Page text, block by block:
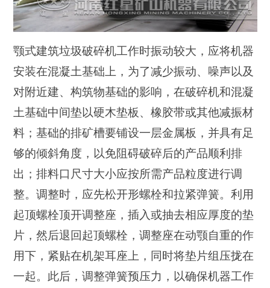
颚式建筑垃圾破碎机工作时振动较大，应将机器
安装在混凝土基础上，为了减少振动、噪声以及
对附近建、构筑物基础的影响，在破碎机和混凝
土基础中间垫以硬木垫板、橡胶带或其他减振材
料；基础的排矿槽要铺设一层金属板，并具有足
够的倾斜角度，以免阻碍破碎后的产品顺利排
出；排料口尺寸大小应按所需产品粒度进行调
整。调整时，应先松开形螺栓和拉紧弹簧。利用
起顶螺栓顶开调整座，插入或抽去相应厚度的垫
片，然后退回起顶螺栓，调整座在动颚自重的作
用下，紧贴在机架耳座上，同时将垫片组压拢在
一起。此后，调整弹簧预压力，以确保机器工作